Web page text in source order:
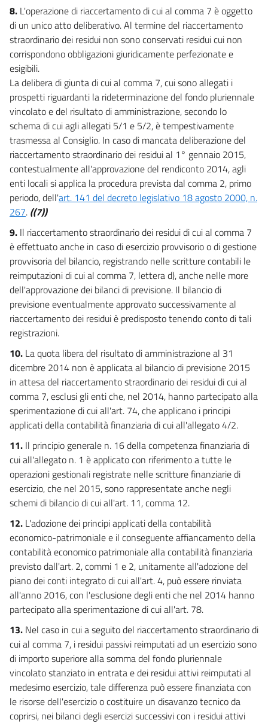
Allegato 10
Allegato 10
Allegato 11
Allegato 11
Allegato 12
Allegato 12/1
Allegato 12/2
Allegato 12/3
Allegato 12/4
Allegato 12/5
Allegato 12/6
Allegato 12/7
Allegato 13
Allegato 13/1
Allegato 13/2
Allegato 14
Allegato 14
Allegato 15
Allegato 15
Allegato 16
Allegato 16
Allegato 17
Allegato 17/1
Allegato 17/2
Allegato 17/3
8. L'operazione di riaccertamento di cui al comma 7 è oggetto
di un unico atto deliberativo. Al termine del riaccertamento
straordinario dei residui non sono conservati residui cui non
corrispondono obbligazioni giuridicamente perfezionate e
esigibili.
La delibera di giunta di cui al comma 7, cui sono allegati i
prospetti riguardanti la rideterminazione del fondo pluriennale
vincolato e del risultato di amministrazione, secondo lo
schema di cui agli allegati 5/1 e 5/2, è tempestivamente
trasmessa al Consiglio. In caso di mancata deliberazione del
riaccertamento straordinario dei residui al 1° gennaio 2015,
contestualmente all'approvazione del rendiconto 2014, agli
enti locali si applica la procedura prevista dal comma 2, primo
periodo, dell'art. 141 del decreto legislativo 18 agosto 2000, n.
267. ((7))
9. Il riaccertamento straordinario dei residui di cui al comma 7
è effettuato anche in caso di esercizio provvisorio o di gestione
provvisoria del bilancio, registrando nelle scritture contabili le
reimputazioni di cui al comma 7, lettera d), anche nelle more
dell'approvazione dei bilanci di previsione. Il bilancio di
previsione eventualmente approvato successivamente al
riaccertamento dei residui è predisposto tenendo conto di tali
registrazioni.
10. La quota libera del risultato di amministrazione al 31
dicembre 2014 non è applicata al bilancio di previsione 2015
in attesa del riaccertamento straordinario dei residui di cui al
comma 7, esclusi gli enti che, nel 2014, hanno partecipato alla
sperimentazione di cui all'art. 74, che applicano i principi
applicati della contabilità finanziaria di cui all'allegato 4/2.
11. Il principio generale n. 16 della competenza finanziaria di
cui all'allegato n. 1 è applicato con riferimento a tutte le
operazioni gestionali registrate nelle scritture finanziarie di
esercizio, che nel 2015, sono rappresentate anche negli
schemi di bilancio di cui all'art. 11, comma 12.
12. L'adozione dei principi applicati della contabilità
economico-patrimoniale e il conseguente affiancamento della
contabilità economico patrimoniale alla contabilità finanziaria
previsto dall'art. 2, commi 1 e 2, unitamente all'adozione del
piano dei conti integrato di cui all'art. 4, può essere rinviata
all'anno 2016, con l'esclusione degli enti che nel 2014 hanno
partecipato alla sperimentazione di cui all'art. 78.
13. Nel caso in cui a seguito del riaccertamento straordinario di
cui al comma 7, i residui passivi reimputati ad un esercizio sono
di importo superiore alla somma del fondo pluriennale
vincolato stanziato in entrata e dei residui attivi reimputati al
medesimo esercizio, tale differenza può essere finanziata con
le risorse dell'esercizio o costituire un disavanzo tecnico da
coprirsi, nei bilanci degli esercizi successivi con i residui attivi